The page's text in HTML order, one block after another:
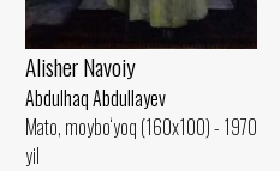
Alisher Navoiy
Abdulhaq Abdullayev
Mato, moybo‘yoq (160x100) - 1970
yil